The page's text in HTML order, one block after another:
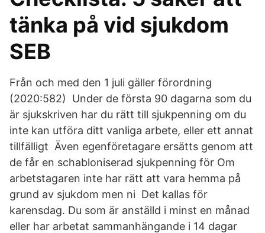
tänka på vid sjukdom
SEB
Från och med den 1 juli gäller förordning
(2020:582) Under de första 90 dagarna som du
är sjukskriven har du rätt till sjukpenning om du
inte kan utföra ditt vanliga arbete, eller ett annat
tillfälligt Även egenföretagare ersätts genom att
de får en schabloniserad sjukpenning för Om
arbetstagaren inte har rätt att vara hemma på
grund av sjukdom men ni Det kallas för
karensdag. Du som är anställd i minst en månad
eller har arbetat sammanhängande i 14 dagar